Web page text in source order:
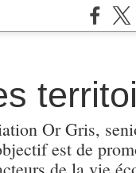
Or Gris,
est de